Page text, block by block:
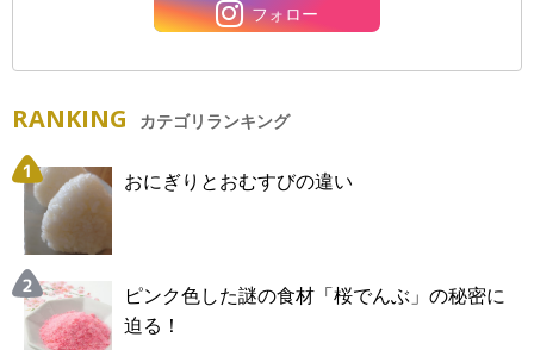
フォロー
RANKING カテゴリランキング
おにぎりとおむすびの違い
ピンク色した謎の食材「桜でんぶ」の秘密に
迫る！